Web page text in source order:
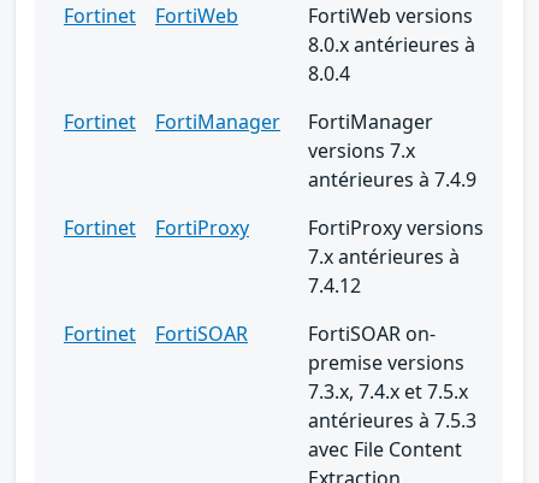
Fortinet
FortiWeb
FortiWeb versions
8.0.x antérieures à
8.0.4
Fortinet
FortiManager
FortiManager
versions 7.x
antérieures à 7.4.9
Fortinet
FortiProxy
FortiProxy versions
7.x antérieures à
7.4.12
Fortinet
FortiSOAR
FortiSOAR on-
premise versions
7.3.x, 7.4.x et 7.5.x
antérieures à 7.5.3
avec File Content